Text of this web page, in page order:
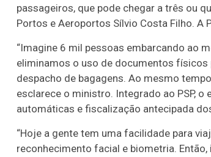
passageiros, que pode chegar a três ou
Portos e Aeroportos Sílvio Costa Filho.
“Imagine 6 mil pessoas embarcando ao
eliminamos o uso de documentos
despacho de bagagens. Ao mesmo
esclarece o ministro. Integrado ao PSP,
automáticas e fiscalização antecipada
“Hoje a gente tem uma facilidade para
reconhecimento facial e biometria.